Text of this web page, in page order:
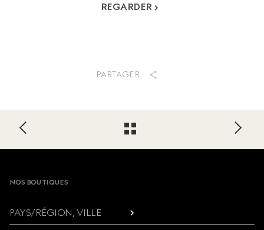
REGARDER
PARTAGER
NOS BOUTIQUES
PAYS/RÉGION, VILLE